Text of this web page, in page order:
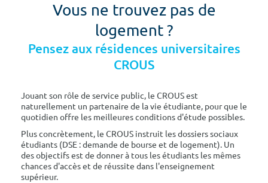
Vous ne trouvez pas de
logement ?
Pensez aux résidences universitaires
CROUS
Jouant son rôle de service public, le CROUS est
naturellement un partenaire de la vie étudiante, pour que le
quotidien offre les meilleures conditions d'étude possibles.
Plus concrètement, le CROUS instruit les dossiers sociaux
étudiants (DSE : demande de bourse et de logement). Un
des objectifs est de donner à tous les étudiants les mêmes
chances d'accès et de réussite dans l'enseignement
supérieur.